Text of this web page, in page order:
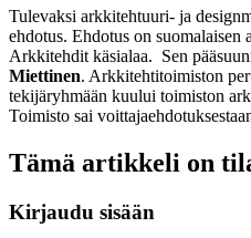
Tulevaksi arkkitehtuuri- ja
ehdotus. Ehdotus on
Arkkitehdit käsialaa. Sen
Miettinen. Arkkitehtitoimiston
tekijäryhmään kuului toimiston
Toimisto sai
Tämä artikkeli on
Kirjaudu sisään